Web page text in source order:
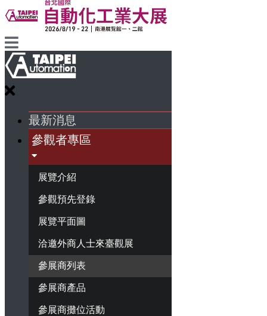
最新消息
參觀者專區
展覽介紹
參觀預先登錄
展覽平面圖
洽邀外商人士來臺觀展
參展商列表
參展商產品
參展商攤位活動